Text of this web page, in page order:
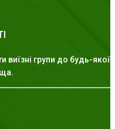
виїзні групи до будь-якої